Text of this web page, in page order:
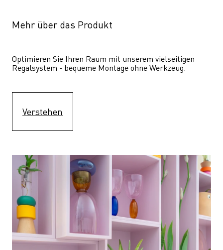
Mehr über das Produkt
Optimieren Sie Ihren Raum mit unserem vielseitigen
Regalsystem - bequeme Montage ohne Werkzeug.
Verstehen